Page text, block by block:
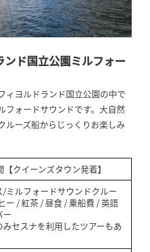
ド国立公園ミルフォー
ィヨルドランド国立公園の中で
フォードサウンドです。大自然
ルーズ船からじっくりお楽しみ
クイーンズタウン発着】
/ミルフォードサウンドクルー
ー / 紅茶 / 昼食 / 乗船費 / 英語
ー
セスナを利用したツアーもあ